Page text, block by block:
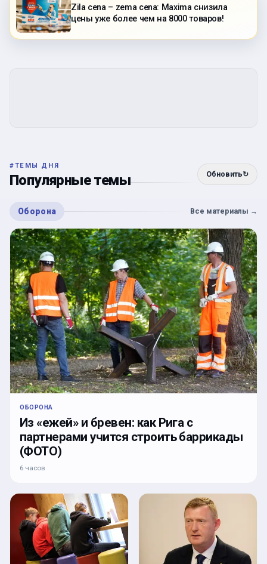
Zila cena – zema cena: Maxima снизила
цены уже более чем на 8000 товаров!
#ТЕМЫ ДНЯ
Популярные темы Обновить↻
Оборона Все материалы →
ОБОРОНА
Из «ежей» и бревен: как Рига с
партнерами учится строить баррикады
(ФОТО)
6 часов